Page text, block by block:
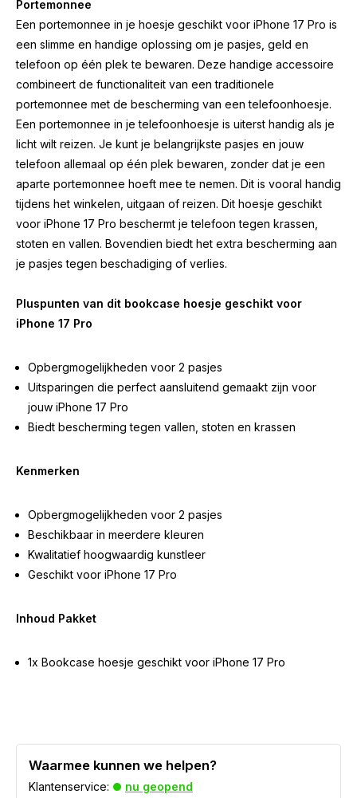
Portemonnee
Een portemonnee in je hoesje geschikt voor iPhone 17 Pro is
een slimme en handige oplossing om je pasjes, geld en
telefoon op één plek te bewaren. Deze handige accessoire
combineert de functionaliteit van een traditionele
portemonnee met de bescherming van een telefoonhoesje.
Een portemonnee in je telefoonhoesje is uiterst handig als je
licht wilt reizen. Je kunt je belangrijkste pasjes en jouw
telefoon allemaal op één plek bewaren, zonder dat je een
aparte portemonnee hoeft mee te nemen. Dit is vooral handig
tijdens het winkelen, uitgaan of reizen. Dit hoesje geschikt
voor iPhone 17 Pro beschermt je telefoon tegen krassen,
stoten en vallen. Bovendien biedt het extra bescherming aan
je pasjes tegen beschadiging of verlies.
Pluspunten van dit bookcase hoesje geschikt voor
iPhone 17 Pro
Opbergmogelijkheden voor 2 pasjes
Uitsparingen die perfect aansluitend gemaakt zijn voor
jouw iPhone 17 Pro
Biedt bescherming tegen vallen, stoten en krassen
Kenmerken
Opbergmogelijkheden voor 2 pasjes
Beschikbaar in meerdere kleuren
Kwalitatief hoogwaardig kunstleer
Geschikt voor iPhone 17 Pro
Inhoud Pakket
1x Bookcase hoesje geschikt voor iPhone 17 Pro
Waarmee kunnen we helpen?
Klantenservice: nu geopend